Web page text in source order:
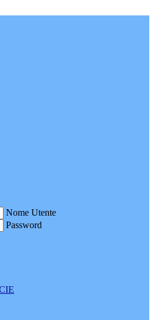
Nome Utente
Password